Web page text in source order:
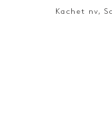
Kachet nv,